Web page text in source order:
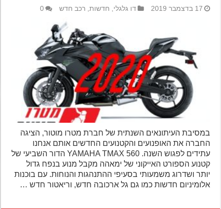
17 בדצמבר 2019 דו גלגלי,חדשות,רכב חדש 0
במסיבת העיתונאים השנתית של חברת מטרו מוטור, הציגה
החברה את האופנועים והקטנועים החדשים אותם אנחנו
עתידים לפגוש השנה. YAMAHA TMAX 560 הדור השביעי של
קטנוע הספורט האייקוני של ימאהה מקבל מנוע בנפח גדול
יותר ושדרוג משמעותי בסעיפי ההתנהגות והנוחות. עם בוכנות
אלומיניום חדשות כמו גם גל ארכובה חדש, וריאטור חדש …